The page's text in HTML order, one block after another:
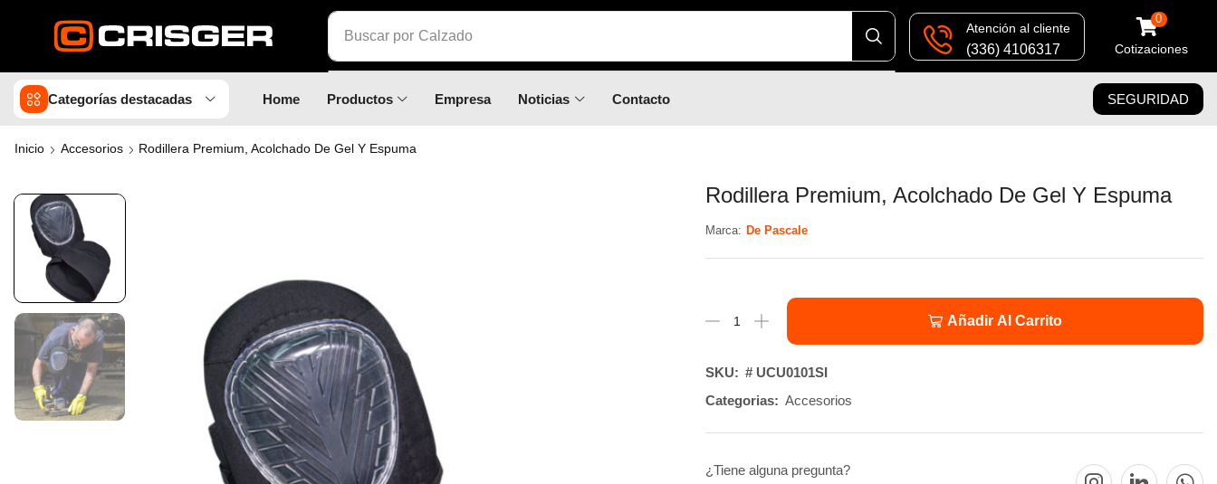
Buscar por Calzado
Atención al cliente
(336) 4106317
0
Cotizaciones
Categorías destacadas Home Productos Empresa Noticias Contacto SEGURIDAD
Inicio Accesorios Rodillera Premium, Acolchado De Gel Y Espuma
Rodillera Premium, Acolchado De Gel Y Espuma
Marca: De Pascale
Añadir Al Carrito
SKU: # UCU0101SI
Categorias: Accesorios
¿Tiene alguna pregunta?